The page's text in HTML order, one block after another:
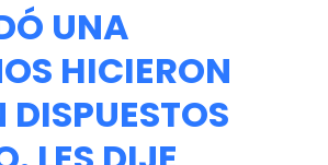
UNA
HICIERON
DISPUESTOS